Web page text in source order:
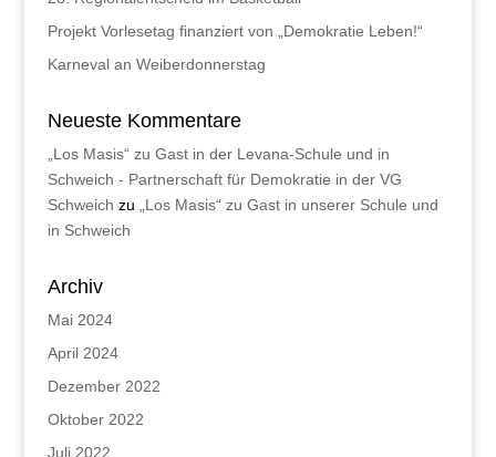
Projekt Vorlesetag finanziert von „Demokratie Leben!“
Karneval an Weiberdonnerstag
Neueste Kommentare
„Los Masis“ zu Gast in der Levana-Schule und in
Schweich - Partnerschaft für Demokratie in der VG
Schweich zu
„Los Masis“ zu Gast in unserer Schule und
in Schweich
Archiv
Mai 2024
April 2024
Dezember 2022
Oktober 2022
Juli 2022